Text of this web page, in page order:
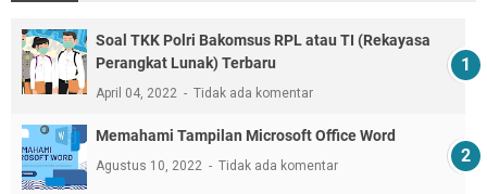
Soal TKK Polri Bakomsus RPL atau TI (Rekayasa
Perangkat Lunak) Terbaru
April 04, 2022 Tidak ada komentar
Memahami Tampilan Microsoft Office Word
Agustus 10, 2022 Tidak ada komentar